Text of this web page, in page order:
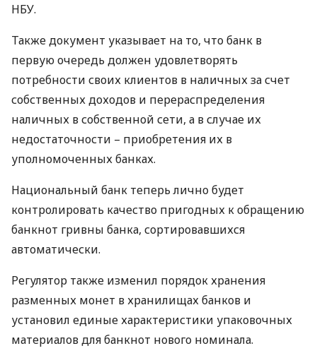
НБУ.
Также документ указывает на то, что банк в
первую очередь должен удовлетворять
потребности своих клиентов в наличных за счет
собственных доходов и перераспределения
наличных в собственной сети, а в случае их
недостаточности – приобретения их в
уполномоченных банках.
Национальный банк теперь лично будет
контролировать качество пригодных к обращению
банкнот гривны банка, сортировавшихся
автоматически.
Регулятор также изменил порядок хранения
разменных монет в хранилищах банков и
установил единые характеристики упаковочных
материалов для банкнот нового номинала.